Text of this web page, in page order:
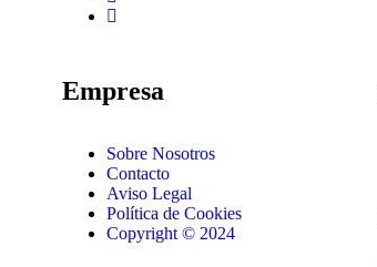
Empresa
Sobre Nosotros
Contacto
Aviso Legal
Política de Cookies
Copyright © 2024